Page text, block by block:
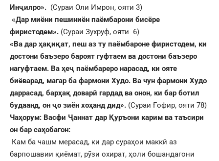
Инҷилро». (Сураи Оли Имрон, ояти 3)
«Дар миёни пешиниён паёмбарони бисёре
фиристодем». (Сураи Зухруф, ояти 6)
«Ва дар ҳақиқат, пеш аз ту паёмбароне фиристодем, ки
достони баъзеро бароят гуфтаем ва достони баъзеро
нагуфтаем. Ва ҳеҷ паёмбареро нарасад, ки ояте
биёварад, магар ба фармони Худо. Ва чун фармони Худо
даррасад, барҳақ доварӣ гардад ва онон, ки бар ботил
будаанд, он ҷо зиён хоҳанд дид». (Сураи Ғофир, ояти 78)
Чаҳорум: Васфи Ҷаннат дар Қуръони карим ва таъсири
он бар саҳобагон:
Кам ба чашм мерасад, ки дар сураҳои маккӣ аз
барпошавии қиёмат, рӯзи охират, ҳоли бошандагони